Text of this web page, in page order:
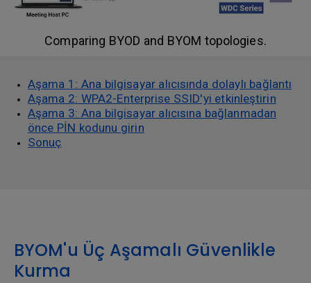
Comparing BYOD and BYOM topologies.
Aşama 1: Ana bilgisayar alıcısında dolaylı bağlantı
Aşama 2: WPA2-Enterprise SSID'yi etkinleştirin
Aşama 3: Ana bilgisayar alıcısına bağlanmadan
önce PİN kodunu girin
Sonuç
BYOM'u Üç Aşamalı Güvenlikle
Kurma